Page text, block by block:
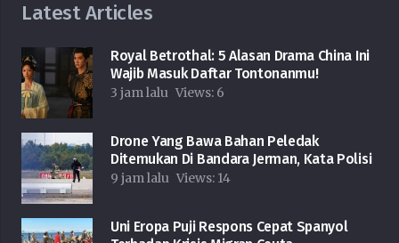
Latest Articles
Royal Betrothal: 5 Alasan Drama China Ini
Wajib Masuk Daftar Tontonanmu!
3 jam lalu Views: 6
Drone Yang Bawa Bahan Peledak
Ditemukan Di Bandara Jerman, Kata Polisi
9 jam lalu Views: 14
Uni Eropa Puji Respons Cepat Spanyol